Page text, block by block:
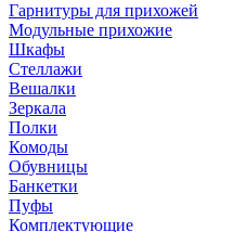
Гарнитуры для прихожей
Модульные прихожие
Шкафы
Стеллажи
Вешалки
Зеркала
Полки
Комоды
Обувницы
Банкетки
Пуфы
Комплектующие